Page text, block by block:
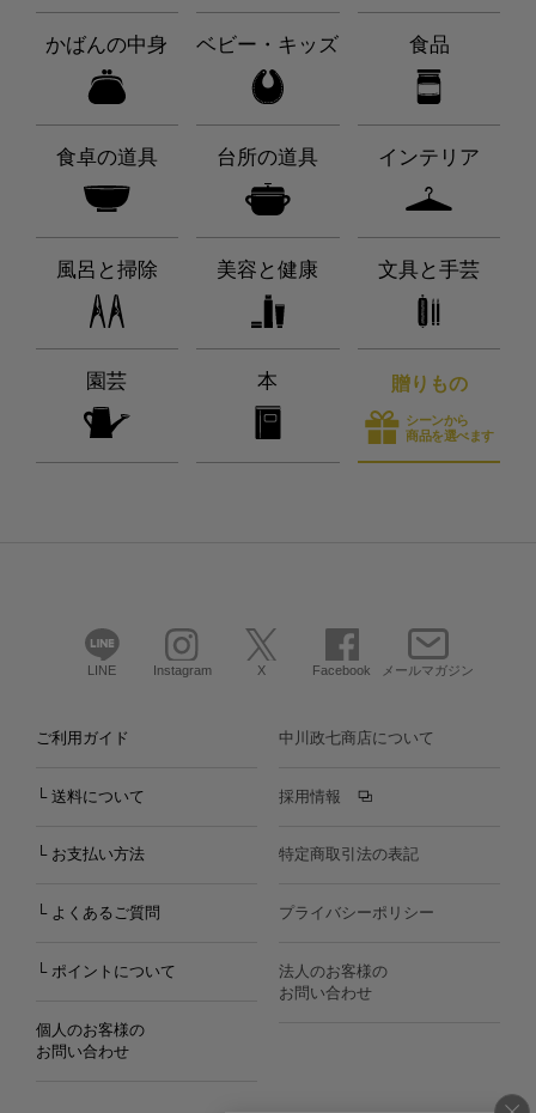
かばんの中身 ベビー・キッズ 食品
食卓の道具 台所の道具 インテリア
風呂と掃除 美容と健康 文具と手芸
園芸 本 贈りもの
シーンから
商品を選べます
LINE Instagram X Facebook メールマガジン
ご利用ガイド
└ 送料について
└ お支払い方法
└ よくあるご質問
└ ポイントについて
個人のお客様の
お問い合わせ
中川政七商店について
採用情報
特定商取引法の表記
プライバシーポリシー
法人のお客様の
お問い合わせ